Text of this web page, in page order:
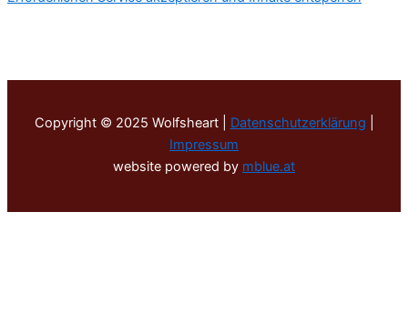
Copyright © 2025 Wolfsheart | Datenschutzerklärung
Impressum
website powered by mblue.at